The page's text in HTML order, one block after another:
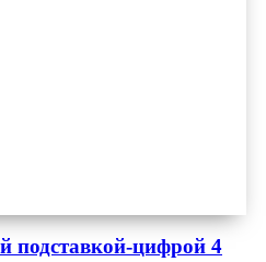
подставкой-цифрой 4